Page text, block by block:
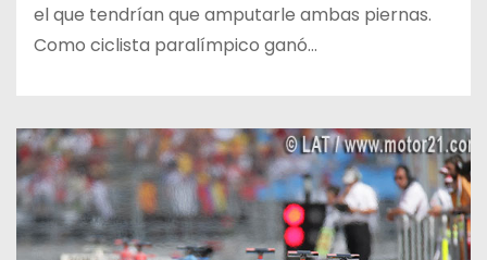
el que tendrían que amputarle ambas piernas.
Como ciclista paralímpico ganó…